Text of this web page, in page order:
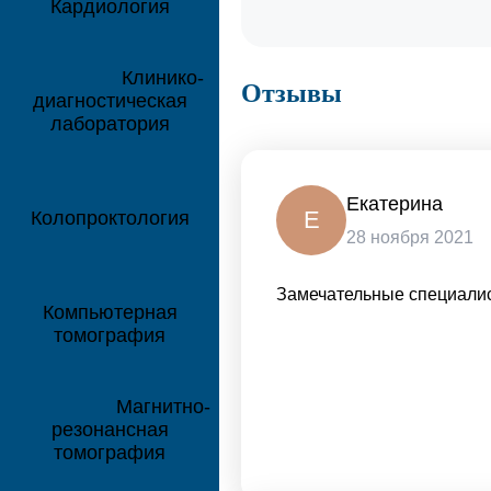
Кардиология
Клинико-
диагностическая
лаборатория
Колопроктология
Компьютерная
томография
Магнитно-
резонансная
томография
Отзывы
Е
Екатерина
28 ноября 2021
Замечательные